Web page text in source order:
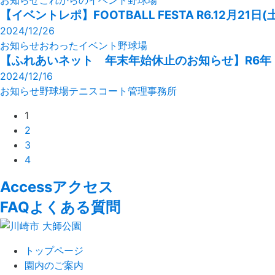
【イベントレポ】FOOTBALL FESTA R6.12月21日(
2024/12/26
お知らせおわったイベント 野球場
【ふれあいネット 年末年始休止のお知らせ】R6年
2024/12/16
お知らせ野球場テニスコート 管理事務所
1
2
3
4
Accessアクセス
FAQよくある質問
トップページ
園内のご案内